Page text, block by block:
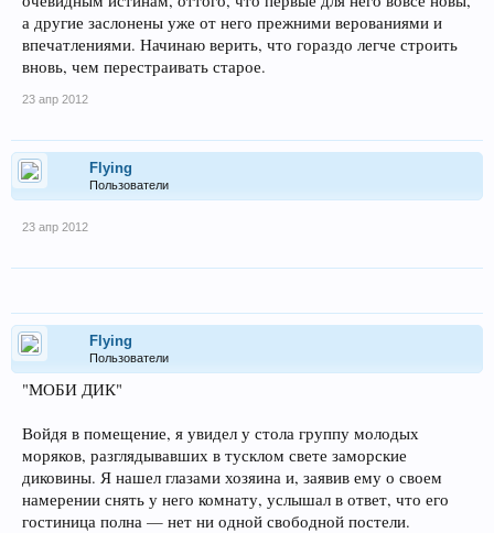
а другие заслонены уже от него прежними верованиями и
впечатлениями. Начинаю верить, что гораздо легче строить
вновь, чем перестраивать старое.
23 апр 2012
Flying
Пользователи
23 апр 2012
Flying
Пользователи
"МОБИ ДИК"
Войдя в помещение, я увидел у стола группу молодых
моряков, разглядывавших в тусклом свете заморские
диковины. Я нашел глазами хозяина и, заявив ему о своем
намерении снять у него комнату, услышал в ответ, что его
гостиница полна — нет ни одной свободной постели.